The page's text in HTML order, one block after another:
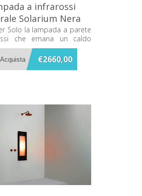
a infrarossi
Solarium Nera
SOLO 80066
Solo la lampada a parete
che emana un caldo
mentre ti fai la doccia
€2660,00